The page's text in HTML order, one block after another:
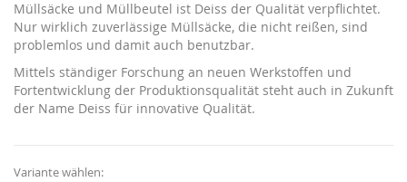
Müllsäcke und Müllbeutel ist Deiss der Qualität verpflichtet.
Nur wirklich zuverlässige Müllsäcke, die nicht reißen, sind
problemlos und damit auch benutzbar.
Mittels ständiger Forschung an neuen Werkstoffen und
Fortentwicklung der Produktionsqualität steht auch in Zukunft
der Name Deiss für innovative Qualität.
Variante wählen: